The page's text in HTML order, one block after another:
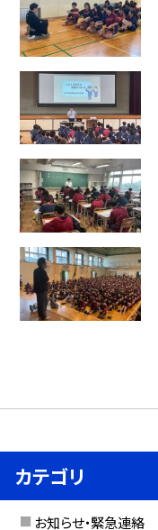
カテゴリ
お知らせ・緊急連絡